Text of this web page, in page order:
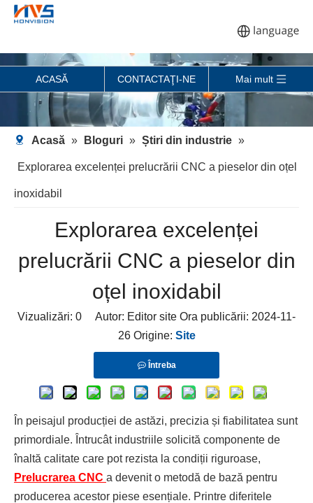
ACASĂ CONTACTAŢI-NE Mai mult
Acasă » Bloguri » Știri din industrie »
Explorarea excelenței prelucrării CNC a pieselor din oțel
inoxidabil
Explorarea excelenței
prelucrării CNC a pieselor din
oțel inoxidabil
Vizualizări: 0 Autor: Editor site Ora publicării: 2024-11-
26 Origine: Site
Întreba
În peisajul producției de astăzi, precizia și fiabilitatea sunt
primordiale. Întrucât industriile solicită componente de
înaltă calitate care pot rezista la condiții riguroase,
Prelucrarea CNC a devenit o metodă de bază pentru
producerea acestor piese esențiale. Printre diferitele